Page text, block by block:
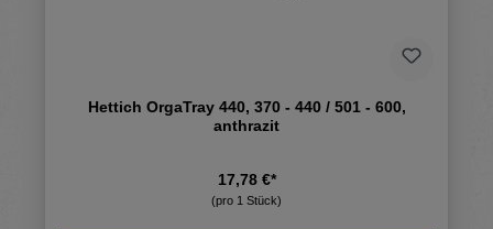
Hettich OrgaTray 440, 370 - 440 / 501 - 600,
anthrazit
17,78 €*
(pro 1 Stück)